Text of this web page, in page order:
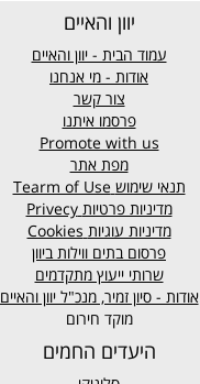
יוון והאיים
עמוד הבית - יוון והאיים
אודות - מי אנחנו
צור קשר
פרסמו איתנו
Promote with us
מפת אתר
תנאי שימוש
מדיניות פרטיות Privecy
מדיניות עוגיות Cookies
פרסום בתים ווילות ביוון
שרותי ייעוץ מתקדמים
אודות - סיון זמיר, מנכ"ל יוון והאיים
מוקד חירום
היעדים החמים